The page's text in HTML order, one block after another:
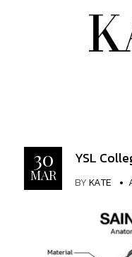
30
MAR
YSL
BYKATE